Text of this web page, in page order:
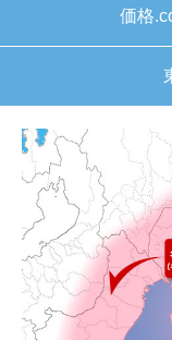
お届けについて
水回りリ
ご